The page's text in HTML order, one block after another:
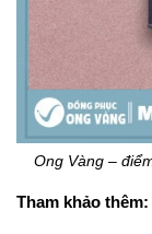
Ong Vàng –
Tham khảo thêm: